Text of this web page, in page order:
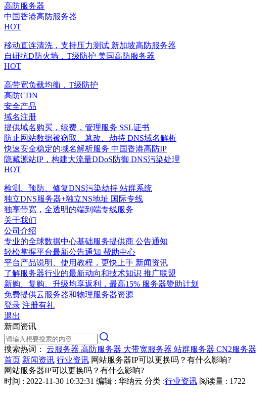
高防服务器
中国香港高防服务器
HOT
移动直连清洗，支持压力测试 新加坡高防服务器
自研抗D防火墙，T级防护 美国高防服务器
HOT
高带宽负载均衡，T级防护
高防CDN
安全产品
域名注册
提供域名购买，续费，管理服务 SSL证书
防止网站数据被窃取、篡改、劫持 DNS域名解析
快速安全稳定的域名解析服务 中国香港高防IP
隐藏源站IP，构建大流量DDoS防御 DNS污染处理
HOT
检测、预防、修复DNS污染劫持 站群系统
独立DNS服务器+独立NS地址 国际专线
独享带宽，全透明的端到端专线服务
关于我们
公司介绍
专业的全球数据中心基础服务提供商 公告通知
轻松掌握平台最新公告通知 帮助中心
平台产品说明、使用教程，更快上手 新闻资讯
了解服务器行业的最新动向和技术知识 推广联盟
新购、复购、升级均享返利，最高15% 服务器赞助计划
免费提供云服务器和物理服务器资源
登录 注册有礼
退出
新闻资讯
搜索热词： 云服务器 高防服务器 大带宽服务器 站群服务器 CN2服务器
首页 新闻资讯 行业资讯 网站服务器IP可以更换吗？有什么影响?
网站服务器IP可以更换吗？有什么影响?
时间 : 2022-11-30 10:32:31 编辑 : 华纳云 分类 :行业资讯 阅读量 : 1722